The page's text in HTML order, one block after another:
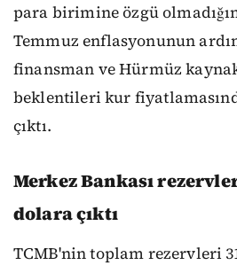
para birimine özgü
Temmuz enflasyonunun
finansman ve Hürmüz
beklentileri kur
çıktı.
Merkez Bankası
dolara çıktı
TCMB'nin toplam rezervleri